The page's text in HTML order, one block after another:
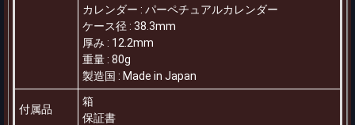
カレンダー : パーペチュアルカレンダー
ケース径 : 38.3mm
厚み : 12.2mm
重量: 80g
製造国 : Made in Japan
付属品
箱
保証書